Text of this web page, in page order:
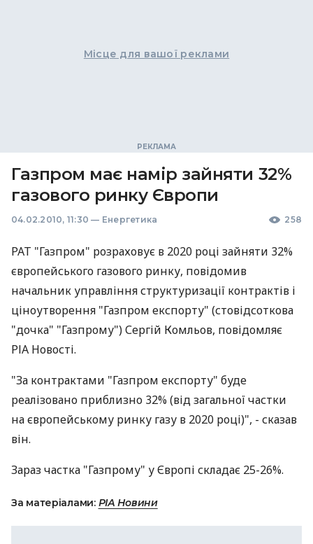
Місце для вашої реклами
Газпром має намір зайняти 32%
газового ринку Європи
04.02.2010, 11:30 — Енергетика 258
РАТ "Газпром" розраховує в 2020 році зайняти 32%
європейського газового ринку, повідомив
начальник управління структуризації контрактів і
ціноутворення "Газпром експорту" (стовідсоткова
"дочка" "Газпрому") Сергій Комльов, повідомляє
РІА Новості.
"За контрактами "Газпром експорту" буде
реалізовано приблизно 32% (від загальної частки
на європейському ринку газу в 2020 році)", - сказав
він.
Зараз частка "Газпрому" у Європі складає 25-26%.
За матеріалами: РІА Новини